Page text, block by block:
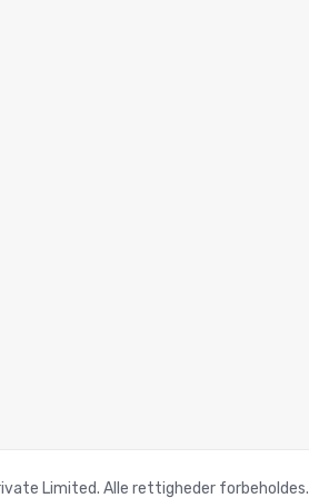
Limited. Alle rettigheder forbeholdes.